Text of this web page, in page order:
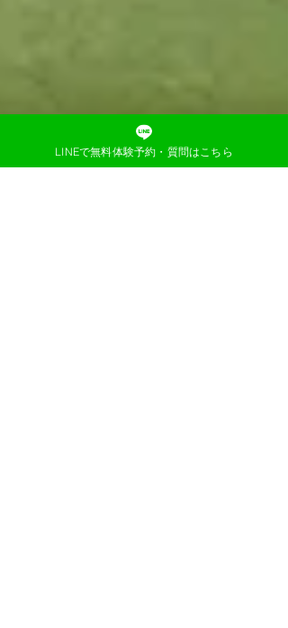
LINEで無料体験予約・質問はこちら